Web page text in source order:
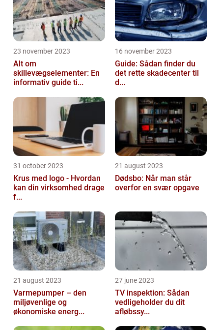
23 november 2023
Alt om
skillevægselementer: En
informativ guide ti...
16 november 2023
Guide: Sådan finder du
det rette skadecenter til
d...
31 october 2023
Krus med logo - Hvordan
kan din virksomhed drage
f...
21 august 2023
Dødsbo: Når man står
overfor en svær opgave
21 august 2023
Varmepumper – den
miljøvenlige og
økonomiske energ...
27 june 2023
TV inspektion: Sådan
vedligeholder du dit
afløbssy...